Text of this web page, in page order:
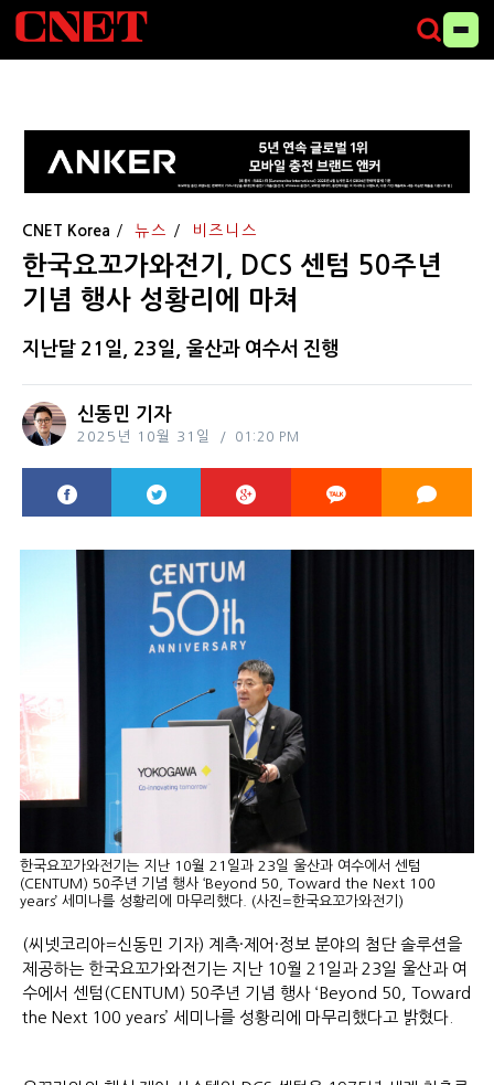
CNET Korea 뉴스 비즈니스
한국요꼬가와전기, DCS 센텀 50주년
기념 행사 성황리에 마쳐
지난달 21일, 23일, 울산과 여수서 진행
신동민 기자
2025년 10월 31일 01:20 PM
한국요꼬가와전기는 지난 10월 21일과 23일 울산과 여수에서 센텀
(CENTUM) 50주년 기념 행사 ‘Beyond 50, Toward the Next 100
years’ 세미나를 성황리에 마무리했다. (사진=한국요꼬가와전기)
(씨넷코리아=신동민 기자) 계측·제어·정보 분야의 첨단 솔루션을
제공하는 한국요꼬가와전기는 지난 10월 21일과 23일 울산과 여
수에서 센텀(CENTUM) 50주년 기념 행사 ‘Beyond 50, Toward
the Next 100 years’ 세미나를 성황리에 마무리했다고 밝혔다.